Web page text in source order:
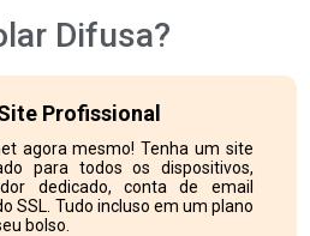
Difusa?
Profissional
agora mesmo! Tenha um site
para todos os dispositivos,
dedicado, conta de email
SSL. Tudo incluso em um plano
bolso.